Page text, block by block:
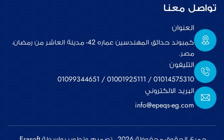
تواصل معنا
العنوان
كمبوند حدائق المهندسين عماره 42- مدينة العاشر من رمضان،
مصر.
التليفون
01014575310
/
01001925111
/
01099344651
البريد الالكتروني
info@epeqs-eg.com